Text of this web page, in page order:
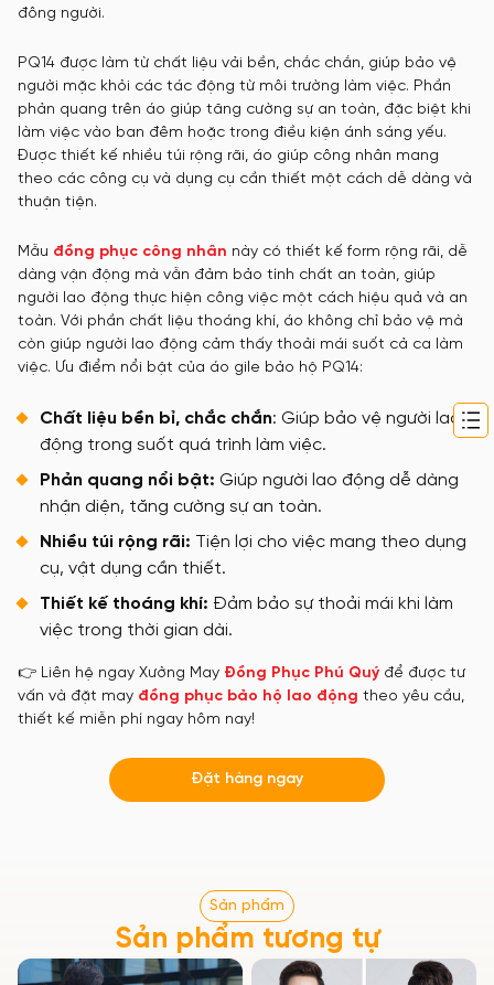
đông người.
PQ14 được làm từ chất liệu vải bền, chắc chắn, giúp bảo vệ
người mặc khỏi các tác động từ môi trường làm việc. Phần
phản quang trên áo giúp tăng cường sự an toàn, đặc biệt khi
làm việc vào ban đêm hoặc trong điều kiện ánh sáng yếu.
Được thiết kế nhiều túi rộng rãi, áo giúp công nhân mang
theo các công cụ và dụng cụ cần thiết một cách dễ dàng và
thuận tiện.
Mẫu đồng phục công nhân này có thiết kế form rộng rãi, dễ
dàng vận động mà vẫn đảm bảo tính chất an toàn, giúp
người lao động thực hiện công việc một cách hiệu quả và an
toàn. Với phần chất liệu thoáng khí, áo không chỉ bảo vệ mà
còn giúp người lao động cảm thấy thoải mái suốt cả ca làm
việc. Ưu điểm nổi bật của áo gile bảo hộ PQ14:
Chất liệu bền bỉ, chắc chắn: Giúp bảo vệ người lao
động trong suốt quá trình làm việc.
Phản quang nổi bật: Giúp người lao động dễ dàng
nhận diện, tăng cường sự an toàn.
Nhiều túi rộng rãi: Tiện lợi cho việc mang theo dụng
cụ, vật dụng cần thiết.
Thiết kế thoáng khí: Đảm bảo sự thoải mái khi làm
việc trong thời gian dài.
👉 Liên hệ ngay Xưởng May Đồng Phục Phú Quý để được tư
vấn và đặt may đồng phục bảo hộ lao động theo yêu cầu,
thiết kế miễn phí ngay hôm nay!
Đặt hàng ngay
Sản phẩm
Sản phẩm tương tự